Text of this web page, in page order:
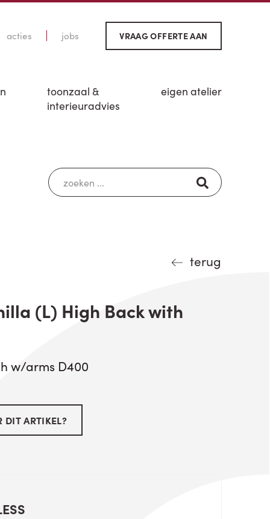
acties jobs VRAAG OFFERTE AAN
toonzaal &
interieuradvies
eigen atelier
terug
(L) High Back with
w/arms D400
DIT ARTIKEL?